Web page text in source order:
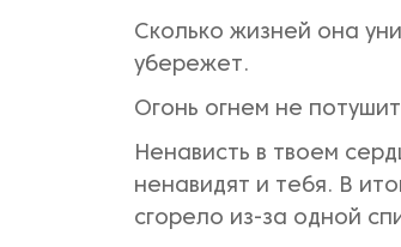
Сколько жизней она
убережет.
Огонь огнем не
Ненависть в твоем
ненавидят и тебя. В
сгорело из-за одной